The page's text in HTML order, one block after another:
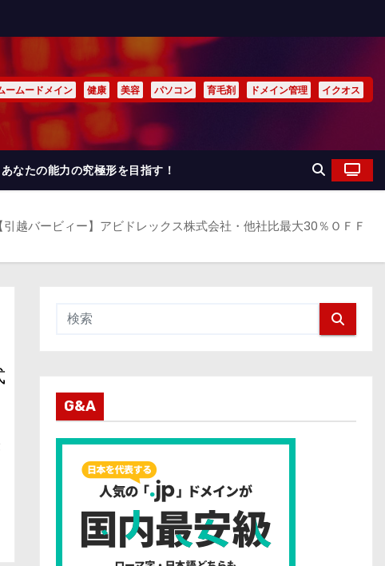
ームードメイン 健康 美容 パソコン 育毛剤 ドメイン管理 イクオス
なたの能力の究極形を目指す！
【引越バービィー】アビドレックス株式会社・他社比最大30％ＯＦＦ
G&A